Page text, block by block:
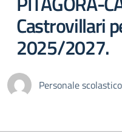
Castrovillari
2025/2027.
Personale scolastico